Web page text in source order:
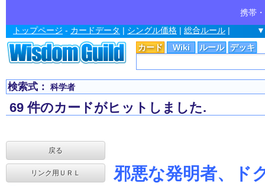
携帯
カード Wiki ルール デッキ
トップページ - カードデータ | シングル価格 | 総合ルール |
検索式： 科学者
69 件のカードがヒットしました.
戻る
リンク用ＵＲＬ
邪悪な発明者、ド